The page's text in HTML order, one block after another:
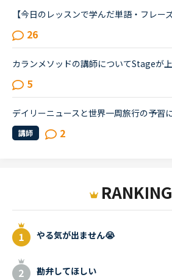
26
5
講師 2
RANKING
やる気が出ません😭
勘弁してほしい